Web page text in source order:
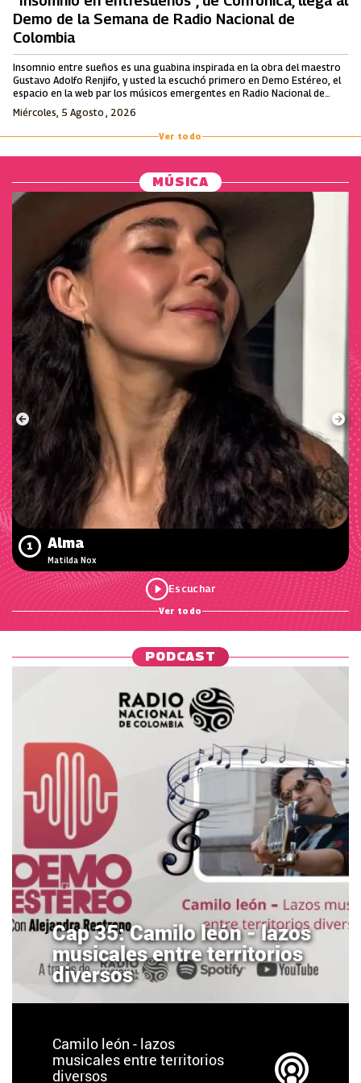
Demo de la Semana de Radio Nacional de
Colombia
Insomnio entre sueños es una guabina inspirada en la obra del maestro
Gustavo Adolfo Renjifo, y usted la escuchó primero en Demo Estéreo, el
espacio en la web par los músicos emergentes en Radio Nacional de
Colombia.
Miércoles, 5 Agosto , 2026
Ver todo
MÚSICA
1
Matilda Nox
Alma
Ver todo
PODCAST
Cap 35: Camilo león - lazos
musicales entre territorios
diversos
Camilo león - lazos
musicales entre territorios
diversos